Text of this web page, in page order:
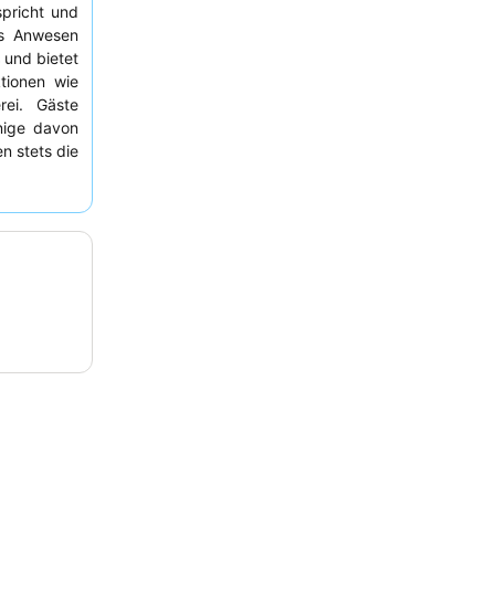
und
Anwesen
und bietet
wie
Gäste
davon
stets die